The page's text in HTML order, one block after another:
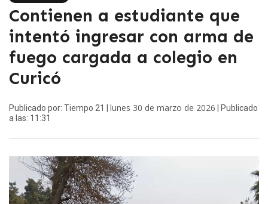
Contienen a estudiante que
intentó ingresar con arma de
fuego cargada a colegio en
Curicó
Publicado por: Tiempo 21 | lunes 30 de marzo de 2026 | Publicado
a las: 11:31